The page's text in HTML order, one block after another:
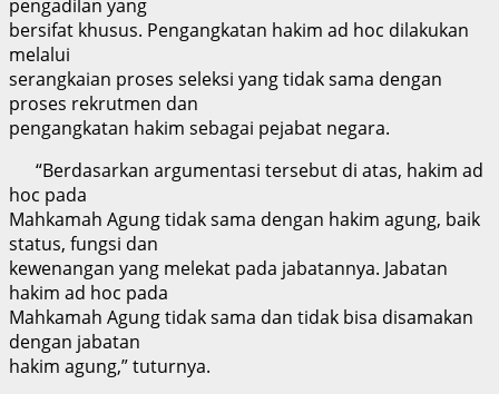
pengadilan yang
bersifat khusus. Pengangkatan hakim ad hoc dilakukan
melalui
serangkaian proses seleksi yang tidak sama dengan
proses rekrutmen dan
pengangkatan hakim sebagai pejabat negara.
“Berdasarkan argumentasi tersebut di atas, hakim ad
hoc pada
Mahkamah Agung tidak sama dengan hakim agung, baik
status, fungsi dan
kewenangan yang melekat pada jabatannya. Jabatan
hakim ad hoc pada
Mahkamah Agung tidak sama dan tidak bisa disamakan
dengan jabatan
hakim agung,” tuturnya.